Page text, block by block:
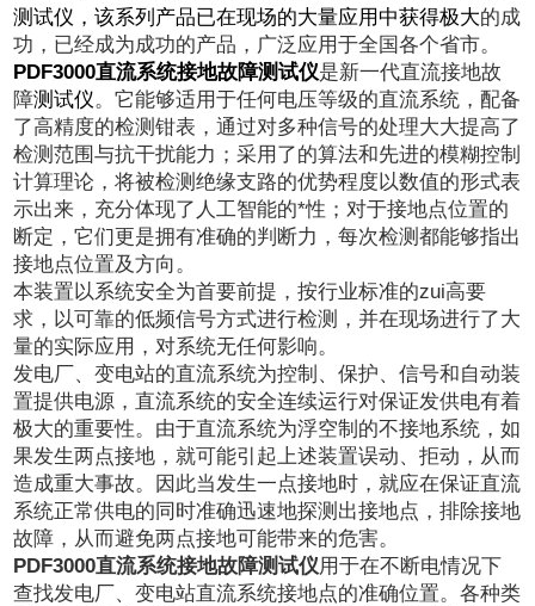
测试仪，该系列产品已在现场的大量应用中获得极大的成
功，已经成为成功的产品，广泛应用于全国各个省市。
PDF3000直流系统接地故障测试仪是新一代直流接地故
障测试仪。它能够适用于任何电压等级的直流系统，配备
了高精度的检测钳表，通过对多种信号的处理大大提高了
检测范围与抗干扰能力；采用了的算法和先进的模糊控制
计算理论，将被检测绝缘支路的优势程度以数值的形式表
示出来，充分体现了人工智能的*性；对于接地点位置的
断定，它们更是拥有准确的判断力，每次检测都能够指出
接地点位置及方向。
本装置以系统安全为首要前提，按行业标准的zui高要
求，以可靠的低频信号方式进行检测，并在现场进行了大
量的实际应用，对系统无任何影响。
发电厂、变电站的直流系统为控制、保护、信号和自动装
置提供电源，直流系统的安全连续运行对保证发供电有着
极大的重要性。由于直流系统为浮空制的不接地系统，如
果发生两点接地，就可能引起上述装置误动、拒动，从而
造成重大事故。因此当发生一点接地时，就应在保证直流
系统正常供电的同时准确迅速地探测出接地点，排除接地
故障，从而避免两点接地可能带来的危害。
PDF3000直流系统接地故障测试仪用于在不断电情况下
查找发电厂、变电站直流系统接地点的准确位置。各种类